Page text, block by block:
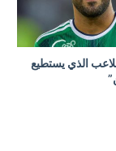
الذي يستطيع